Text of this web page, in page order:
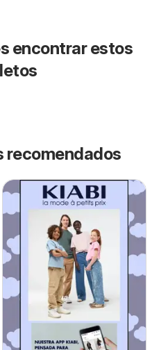
encontrar estos
recomendados